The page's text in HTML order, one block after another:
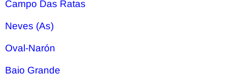
Campo Das Ratas
Neves (As)
Oval-Narón
Baio Grande